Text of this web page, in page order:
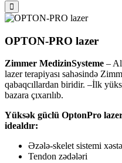
OPTON-PRO lazer
Zimmer MedizinSysteme –
lazer terapiyası sahəsində
qabaqcıllardan biridir. –İlk
bazara çıxarılıb.
Yüksək güclü OptonPro
idealdır:
Əzələ-skelet sistemi
Tendon zədələri